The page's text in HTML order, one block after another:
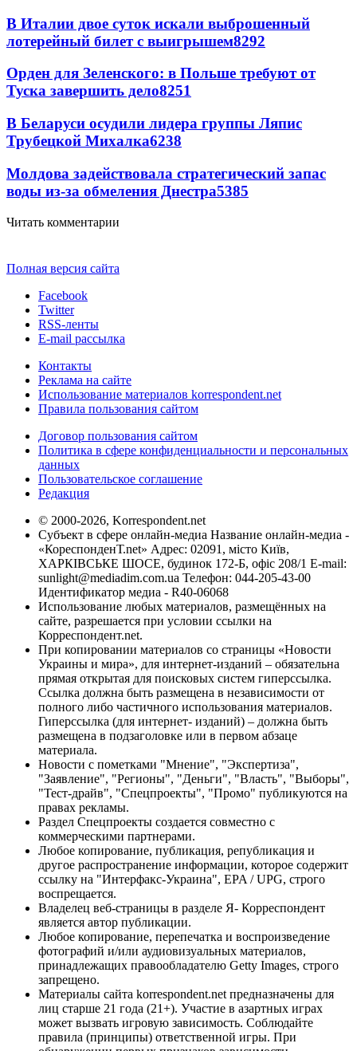
В Италии двое суток искали выброшенный
лотерейный билет с выигрышем8292
Орден для Зеленского: в Польше требуют от
Туска завершить дело8251
В Беларуси осудили лидера группы Ляпис
Трубецкой Михалка6238
Молдова задействовала стратегический запас
воды из-за обмеления Днестра5385
Читать комментарии
Полная версия сайта
Facebook
Twitter
RSS-ленты
E-mail рассылка
Контакты
Реклама на сайте
Использование материалов korrespondent.net
Правила пользования сайтом
Договор пользования сайтом
Политика в сфере конфиденциальности и персональных
данных
Пользовательское соглашение
Редакция
© 2000-2026, Korrespondent.net
Субъект в сфере онлайн-медиа Название онлайн-медиа -
«КореспонденТ.net» Адрес: 02091, місто Київ,
ХАРКІВСЬКЕ ШОСЕ, будинок 172-Б, офіс 208/1 E-mail:
sunlight@mediadim.com.ua Телефон: 044-205-43-00
Идентификатор медиа - R40-06068
Использование любых материалов, размещённых на
сайте, разрешается при условии ссылки на
Корреспондент.net.
При копировании материалов со страницы «Новости
Украины и мира», для интернет-изданий – обязательна
прямая открытая для поисковых систем гиперссылка.
Ссылка должна быть размещена в независимости от
полного либо частичного использования материалов.
Гиперссылка (для интернет- изданий) – должна быть
размещена в подзаголовке или в первом абзаце
материала.
Новости с пометками "Мнение", "Экспертиза",
"Заявление", "Регионы", "Деньги", "Власть", "Выборы",
"Тест-драйв", "Спецпроекты", "Промо" публикуются на
правах рекламы.
Раздел Спецпроекты создается совместно с
коммерческими партнерами.
Любое копирование, публикация, републикация и
другое распространение информации, которое содержит
ссылку на "Интерфакс-Украина", EPA / UPG, строго
воспрещается.
Владелец веб-страницы в разделе Я- Корреспондент
является автор публикации.
Любое копирование, перепечатка и воспроизведение
фотографий и/или аудиовизуальных материалов,
принадлежащих правообладателю Getty Images, строго
запрещено.
Материалы сайта korrespondent.net предназначены для
лиц старше 21 года (21+). Участие в азартных играх
может вызвать игровую зависимость. Соблюдайте
правила (принципы) ответственной игры. При